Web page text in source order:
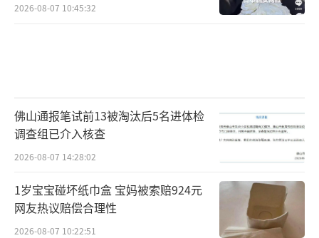
2026-08-07 10:45:32
佛山通报笔试前13被淘汰后5名进体检
调查组已介入核查
2026-08-07 14:28:02
1岁宝宝碰坏纸巾盒 宝妈被索赔924元
网友热议赔偿合理性
2026-08-07 10:22:51